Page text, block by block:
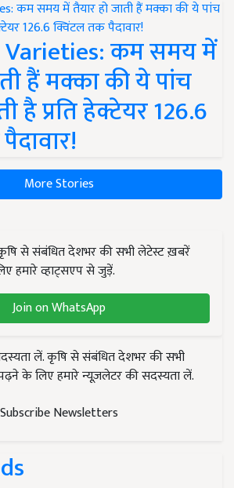
Varieties: कम समय में
हैं मक्का की ये पांच
है प्रति हेक्टेयर 126.6
More Stories
से संबंधित देशभर की सभी लेटेस्ट ख़बरें
हमारे व्हाट्सएप से जुड़ें.
Join on WhatsApp
लें. कृषि से संबंधित देशभर की सभी
के लिए हमारे न्यूज़लेटर की सदस्यता लें.
Subscribe Newsletters